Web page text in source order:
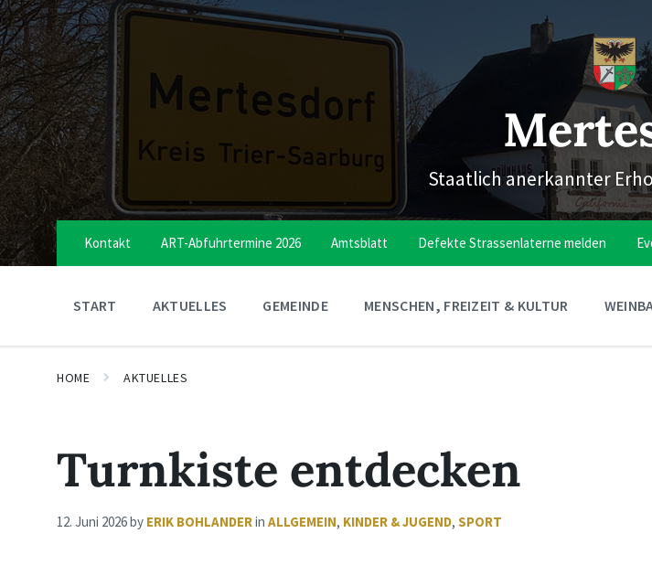
Skip
to
content
Skip
to
main
navigation
Skip
to
footer
Staatlich anerkannter
Kontakt ART-Abfuhrtermine 2026 Amtsblatt Defekte Strassenlaterne melden
START AKTUELLES GEMEINDE MENSCHEN, FREIZEIT & KULTUR
HOME AKTUELLES
Turnkiste entdecken
12. Juni 2026by ERIK BOHLANDERin ALLGEMEIN, KINDER & JUGEND, SPORT